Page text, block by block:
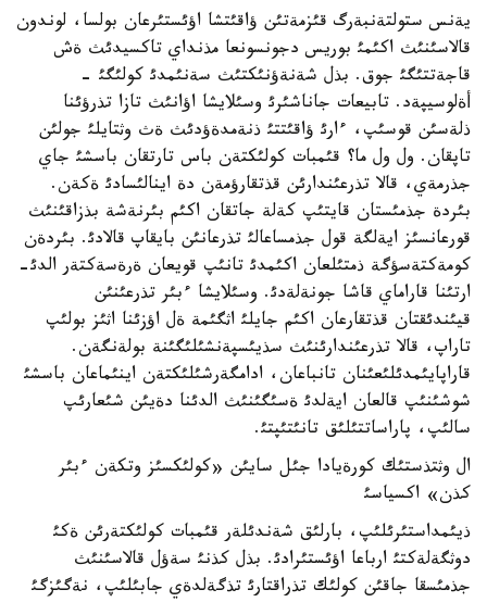
يةنس ستولتةنبةرگ قئزمةتئن ؤاقئتشا اؤئستئرعان بولسا، لوندون
قالاسئنئث اكئمئ بوريس دجونسونعا مذنداي تاكسيدئث ةش
قاجةتتئگئ جوق. بذل شةنةؤنئكتئث سةنئمدئ كولئگئ -
أةلوسيپةد. تابيعات جاناشئرئ وسئلايشا اؤانئث تازا تذرؤئنا
ذلةسئن قوسئپ، ءارئ ؤاقئتتئ ذنةمدةؤدئث ةث وثتايلئ جولئن
تاپقان. ول ول ما؟ قئمبات كولئكتةن باس تارتقان باسشئ جاي
جذرمةي، قالا تذرعئندارئن قذتقارؤمةن دة اينالئسادئ ةكةن.
بئردة جذمئستان قايتئپ كةلة جاتقان اكئم بئرنةشة بذزاقئنئث
قورعانسئز ايةلگة قول جذمساعالئ تذرعانئن بايقاپ قالادئ. بئردةن
كومةكتةسؤگة ذمتئلعان اكئمدئ تانئپ قويعان ةرةسةكتةر الدئ-
ارتئنا قاراماي قاشا جونةلةدئ. وسئلايشا ءبئر تذرعئنئن
قيئندئقتان قذتقارعان اكئم جايلئ اثگئمة ةل اؤزئنا اثئز بولئپ
تاراپ، قالا تذرعئندارئنئث سذيئسپةنشئلئگئنة بولةنگةن.
قاراپايئمدئلئعئنان تانباعان، ادامگةرشئلئكتةن اينئماعان باسشئ
شوشئنئپ قالعان ايةلدئ ةسئگئنئث الدئنا دةيئن شئعارئپ
سالئپ، پاراساتتئلئق تانئتئپتئ.
ال وثتذستئك كورةيادا جئل سايئن «كولئكسئز وتكةن ءبئر
كذن» اكسياسئ
ذيئمداستئرئلئپ، بارلئق شةندئلةر قئمبات كولئكتةرئن ةكئ
دوثگةلةكتئ ارباعا اؤئستئرادئ. بذل كذنئ سةؤل قالاسئنئث
جذمئسقا جاقئن كولئك تذراقتارئ تذگةلدةي جابئلئپ، نةگئزگئ